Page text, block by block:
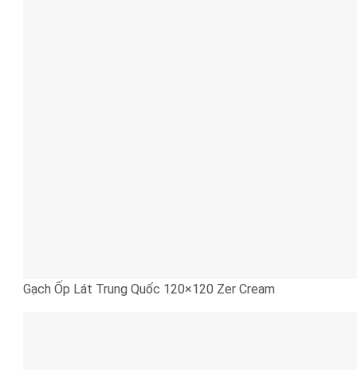
Gạch Ốp Lát Trung Quốc 120×120 Zer Cream